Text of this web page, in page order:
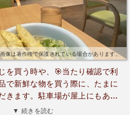
画像は著作権で保護されている場合があります。
を買う時や、🎯当たり確認で利
で新鮮な物を買う際に、たまに
きます。駐車場が屋上にもあ
上があまり濡れずに、店内に行
▼ 続きを読む